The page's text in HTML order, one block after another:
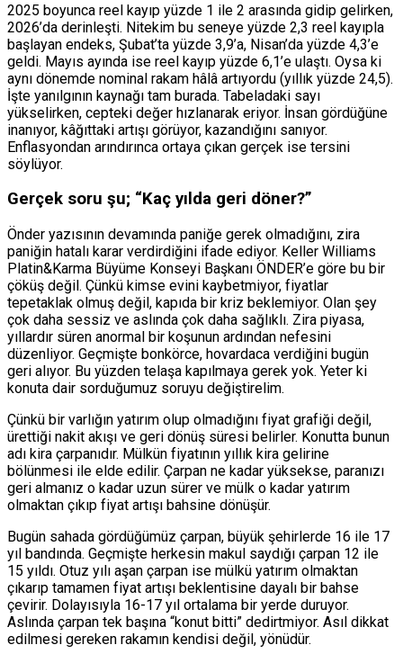
2025 boyunca reel kayıp yüzde 1 ile 2 arasında gidip gelirken,
2026’da derinleşti. Nitekim bu seneye yüzde 2,3 reel kayıpla
başlayan endeks, Şubat’ta yüzde 3,9’a, Nisan’da yüzde 4,3’e
geldi. Mayıs ayında ise reel kayıp yüzde 6,1’e ulaştı. Oysa ki
aynı dönemde nominal rakam hâlâ artıyordu (yıllık yüzde 24,5).
İşte yanılgının kaynağı tam burada. Tabeladaki sayı
yükselirken, cepteki değer hızlanarak eriyor. İnsan gördüğüne
inanıyor, kâğıttaki artışı görüyor, kazandığını sanıyor.
Enflasyondan arındırınca ortaya çıkan gerçek ise tersini
söylüyor.
Gerçek soru şu; “Kaç yılda geri döner?”
Önder yazısının devamında paniğe gerek olmadığını, zira
paniğin hatalı karar verdirdiğini ifade ediyor. Keller Williams
Platin&Karma Büyüme Konseyi Başkanı ÖNDER’e göre bu bir
çöküş değil. Çünkü kimse evini kaybetmiyor, fiyatlar
tepetaklak olmuş değil, kapıda bir kriz beklemiyor. Olan şey
çok daha sessiz ve aslında çok daha sağlıklı. Zira piyasa,
yıllardır süren anormal bir koşunun ardından nefesini
düzenliyor. Geçmişte bonkörce, hovardaca verdiğini bugün
geri alıyor. Bu yüzden telaşa kapılmaya gerek yok. Yeter ki
konuta dair sorduğumuz soruyu değiştirelim.
Çünkü bir varlığın yatırım olup olmadığını fiyat grafiği değil,
ürettiği nakit akışı ve geri dönüş süresi belirler. Konutta bunun
adı kira çarpanıdır. Mülkün fiyatının yıllık kira gelirine
bölünmesi ile elde edilir. Çarpan ne kadar yüksekse, paranızı
geri almanız o kadar uzun sürer ve mülk o kadar yatırım
olmaktan çıkıp fiyat artışı bahsine dönüşür.
Bugün sahada gördüğümüz çarpan, büyük şehirlerde 16 ile 17
yıl bandında. Geçmişte herkesin makul saydığı çarpan 12 ile
15 yıldı. Otuz yılı aşan çarpan ise mülkü yatırım olmaktan
çıkarıp tamamen fiyat artışı beklentisine dayalı bir bahse
çevirir. Dolayısıyla 16-17 yıl ortalama bir yerde duruyor.
Aslında çarpan tek başına “konut bitti” dedirtmiyor. Asıl dikkat
edilmesi gereken rakamın kendisi değil, yönüdür.